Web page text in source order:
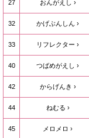
27 おんがえし
32 かげぶんしん
33 リフレクター
40 つばめがえし
42 からげんき
44 ねむる
45 メロメロ